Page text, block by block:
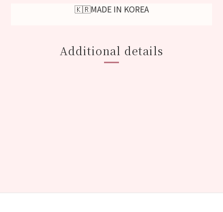
🇰🇷MADE IN KOREA
Additional details